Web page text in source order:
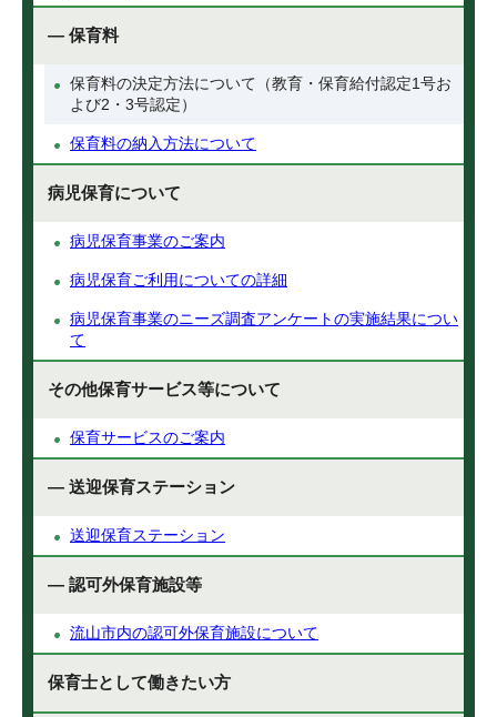
— 保育料
保育料の決定方法について（教育・保育給付認定1号お
よび2・3号認定）
保育料の納入方法について
病児保育について
病児保育事業のご案内
病児保育ご利用についての詳細
病児保育事業のニーズ調査アンケートの実施結果につい
て
その他保育サービス等について
保育サービスのご案内
— 送迎保育ステーション
送迎保育ステーション
— 認可外保育施設等
流山市内の認可外保育施設について
保育士として働きたい方